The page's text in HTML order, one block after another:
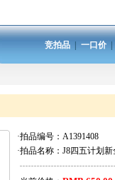
竞拍品 一口价
·拍品编号： A1391408
·拍品名称： J8四五计划新